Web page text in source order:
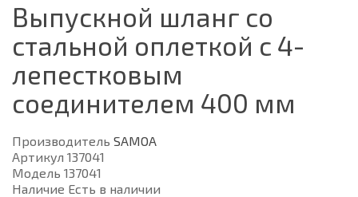
Выпускной шланг со
стальной оплеткой с 4-
лепестковым
соединителем 400 мм
Производитель SAMOA
Артикул 137041
Модель 137041
Наличие Есть в наличии